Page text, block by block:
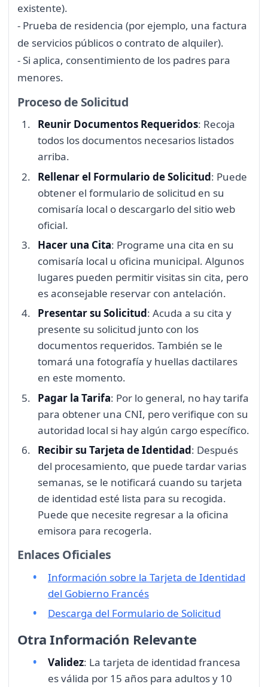
existente).
- Prueba de residencia (por ejemplo, una factura
de servicios públicos o contrato de alquiler).
- Si aplica, consentimiento de los padres para
menores.
Proceso de Solicitud
Reunir Documentos Requeridos: Recoja
todos los documentos necesarios listados
arriba.
Rellenar el Formulario de Solicitud: Puede
obtener el formulario de solicitud en su
comisaría local o descargarlo del sitio web
oficial.
Hacer una Cita: Programe una cita en su
comisaría local u oficina municipal. Algunos
lugares pueden permitir visitas sin cita, pero
es aconsejable reservar con antelación.
Presentar su Solicitud: Acuda a su cita y
presente su solicitud junto con los
documentos requeridos. También se le
tomará una fotografía y huellas dactilares
en este momento.
Pagar la Tarifa: Por lo general, no hay tarifa
para obtener una CNI, pero verifique con su
autoridad local si hay algún cargo específico.
Recibir su Tarjeta de Identidad: Después
del procesamiento, que puede tardar varias
semanas, se le notificará cuando su tarjeta
de identidad esté lista para su recogida.
Puede que necesite regresar a la oficina
emisora para recogerla.
Enlaces Oficiales
Información sobre la Tarjeta de Identidad
del Gobierno Francés
Descarga del Formulario de Solicitud
Otra Información Relevante
Validez: La tarjeta de identidad francesa
es válida por 15 años para adultos y 10